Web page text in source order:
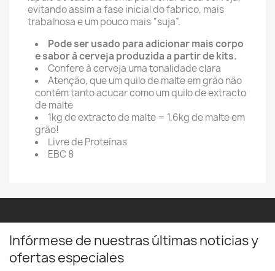
evitando assim a fase inicial do fabrico, mais
trabalhosa e um pouco mais “suja”.
Pode ser usado para adicionar mais corpo
e sabor à cerveja produzida a partir de kits.
Confere à cerveja uma tonalidade clara
Atenção, que um quilo de malte em grão não
contém tanto acucar como um quilo de extracto
de malte
1kg de extracto de malte = 1,6kg de malte em
grão!
Livre de Proteínas
EBC 8
Infórmese de nuestras últimas noticias y
ofertas especiales